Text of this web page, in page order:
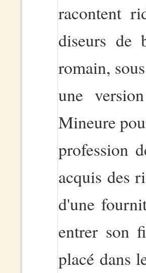
racontent
diseurs de
romain,
une
Mineure
profession
acquis des
d'une
entrer son
placé dans